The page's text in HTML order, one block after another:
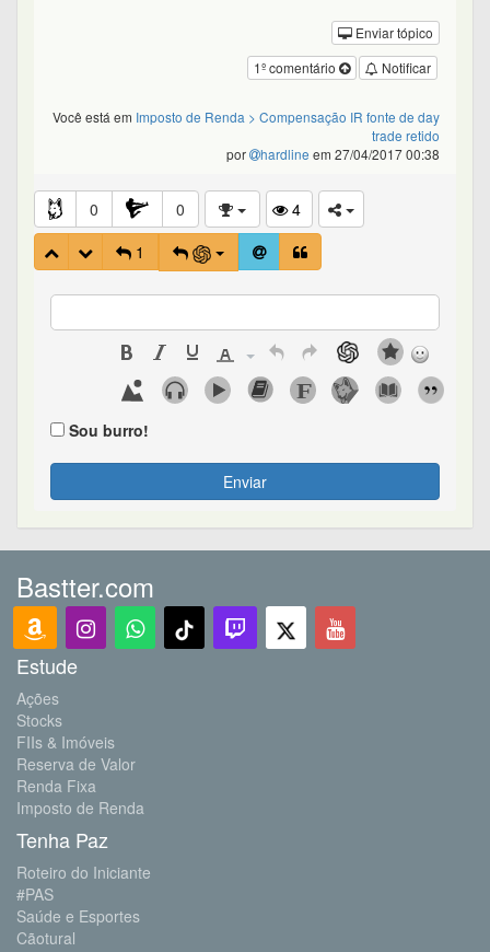
Enviar tópico
Notificar
1º comentário
Você está em Imposto de Renda > Compensação IR fonte de day
trade retido
por
hardline em 27/04/2017 00:38
0 0
4
1
Sou burro!
Enviar
Bastter.com
Estude
Ações
Stocks
FIIs & Imóveis
Reserva de Valor
Renda Fixa
Imposto de Renda
Tenha Paz
Roteiro do Iniciante
#PAS
Saúde e Esportes
Cãotural